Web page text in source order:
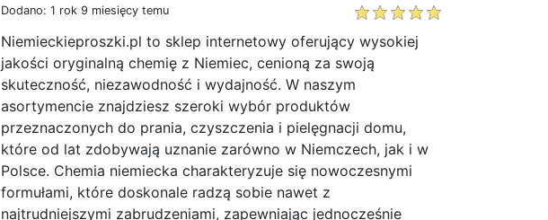
Dodano: 1 rok 9 miesięcy temu
Niemieckieproszki.pl to sklep internetowy oferujący wysokiej
jakości oryginalną chemię z Niemiec, cenioną za swoją
skuteczność, niezawodność i wydajność. W naszym
asortymencie znajdziesz szeroki wybór produktów
przeznaczonych do prania, czyszczenia i pielęgnacji domu,
które od lat zdobywają uznanie zarówno w Niemczech, jak i w
Polsce. Chemia niemiecka charakteryzuje się nowoczesnymi
formułami, które doskonale radzą sobie nawet z
najtrudniejszymi zabrudzeniami, zapewniając jednocześnie